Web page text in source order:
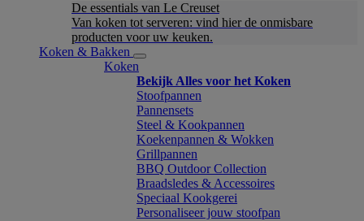
De essentials van Le Creuset
Van koken tot serveren: vind hier de onmisbare
producten voor uw keuken.
Koken & Bakken
Koken
Bekijk Alles voor het Koken
Stoofpannen
Pannensets
Steel & Kookpannen
Koekenpannen & Wokken
Grillpannen
BBQ Outdoor Collection
Braadsledes & Accessoires
Speciaal Kookgerei
Personaliseer jouw stoofpan